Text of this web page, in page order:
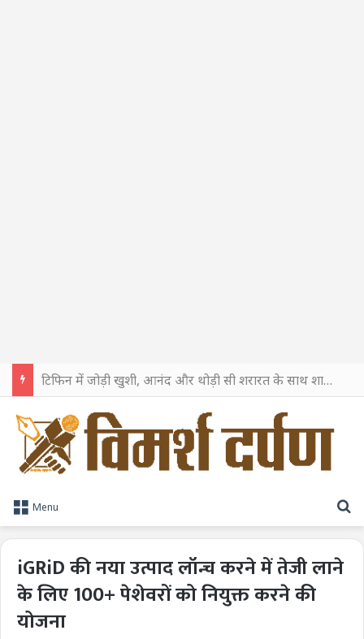
TPAG भारत के रक्त सुरक्षा पारिस्थितिकी तंत्र को मज़बूत करने के लिए विशेषज्ञों को एक मंच पर लाया
Menu
iGRiD की नया उत्पाद लॉन्च करने में तेजी लाने
के लिए 100+ पेशेवरों को नियुक्त करने की
योजना